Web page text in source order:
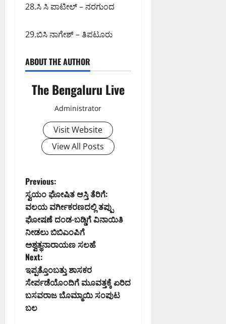
28.ಸಿ ಸಿ‌ ಪಾಟೀಲ್ – ನರಗುಂದ
29.ಬಿಸಿ ನಾಗೇಶ್ – ತಿಪಟೂರು
ABOUT THE AUTHOR
The Bengaluru Live
Administrator
Visit Website
View All Posts
P
o
s
t
n
a
v
Previous:
ಸ್ವಯಂ ಘೋಷಿತ ಆಸ್ತಿ ತೆರಿಗೆ:
ವಲಯ ವರ್ಗೀಕರಣದಲ್ಲಿ ತಪ್ಪು
ಘೋಷಣೆ ದಂಡ-ಬಡ್ಡಿಗೆ ವಿನಾಯಿತಿ
ನೀಡಲು ಬಿಬಿಎಂಪಿಗೆ
ಅಶ್ವತ್ಥನಾರಾಯಣ ಸಲಹೆ
Next:
ಇಪ್ಪತ್ತೊಂಬತ್ತು ಶಾಸಕರ
ಸೇರ್ಪಡೆಯೊಂದಿಗೆ ಮೂವತ್ತಕ್ಕೆ ಏರಿದ
ಬಸವರಾಜ ಬೊಮ್ಮಾಯಿ ಸಂಪುಟ
ಬಲ